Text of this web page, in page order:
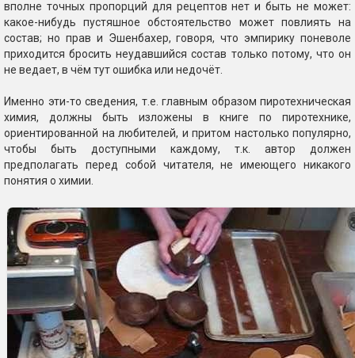
вполне точных пропорций для рецептов нет и быть не может:
какое-нибудь пустяшное обстоятельство может повлиять на
состав; но прав и Эшенбахер, говоря, что эмпирику поневоле
приходится бросить неудавшийся состав только потому, что он
не ведает, в чём тут ошибка или недочёт.
Именно эти-то сведения, т.е. главным образом пиротехническая
химия, должны быть изложены в книге по пиротехнике,
ориентированной на любителей, и притом настолько популярно,
чтобы быть доступными каждому, т.к. автор должен
предполагать перед собой читателя, не имеющего никакого
понятия о химии.